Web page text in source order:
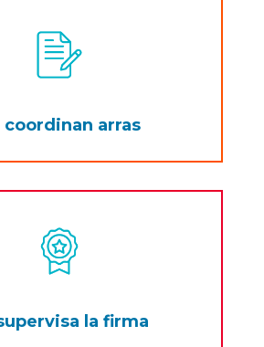
coordinan arras
la firma